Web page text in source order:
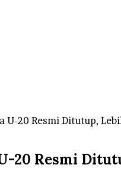
U-20 Resmi Ditutup,
20 Resmi